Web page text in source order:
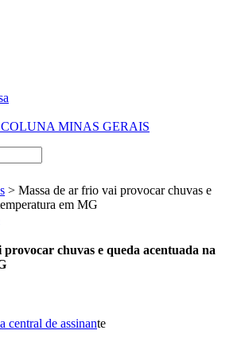
MINAS GERAIS
> Massa de ar frio vai provocar chuvas e
em MG
chuvas e queda acentuada na
central de assinante